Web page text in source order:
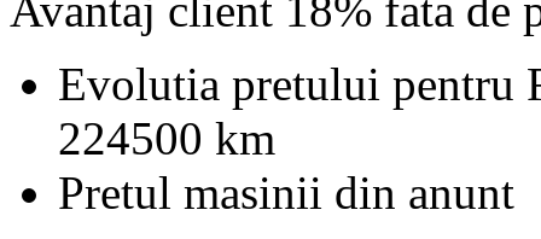
Evolutia pretului pentru
224500 km
Pretul masinii din anunt